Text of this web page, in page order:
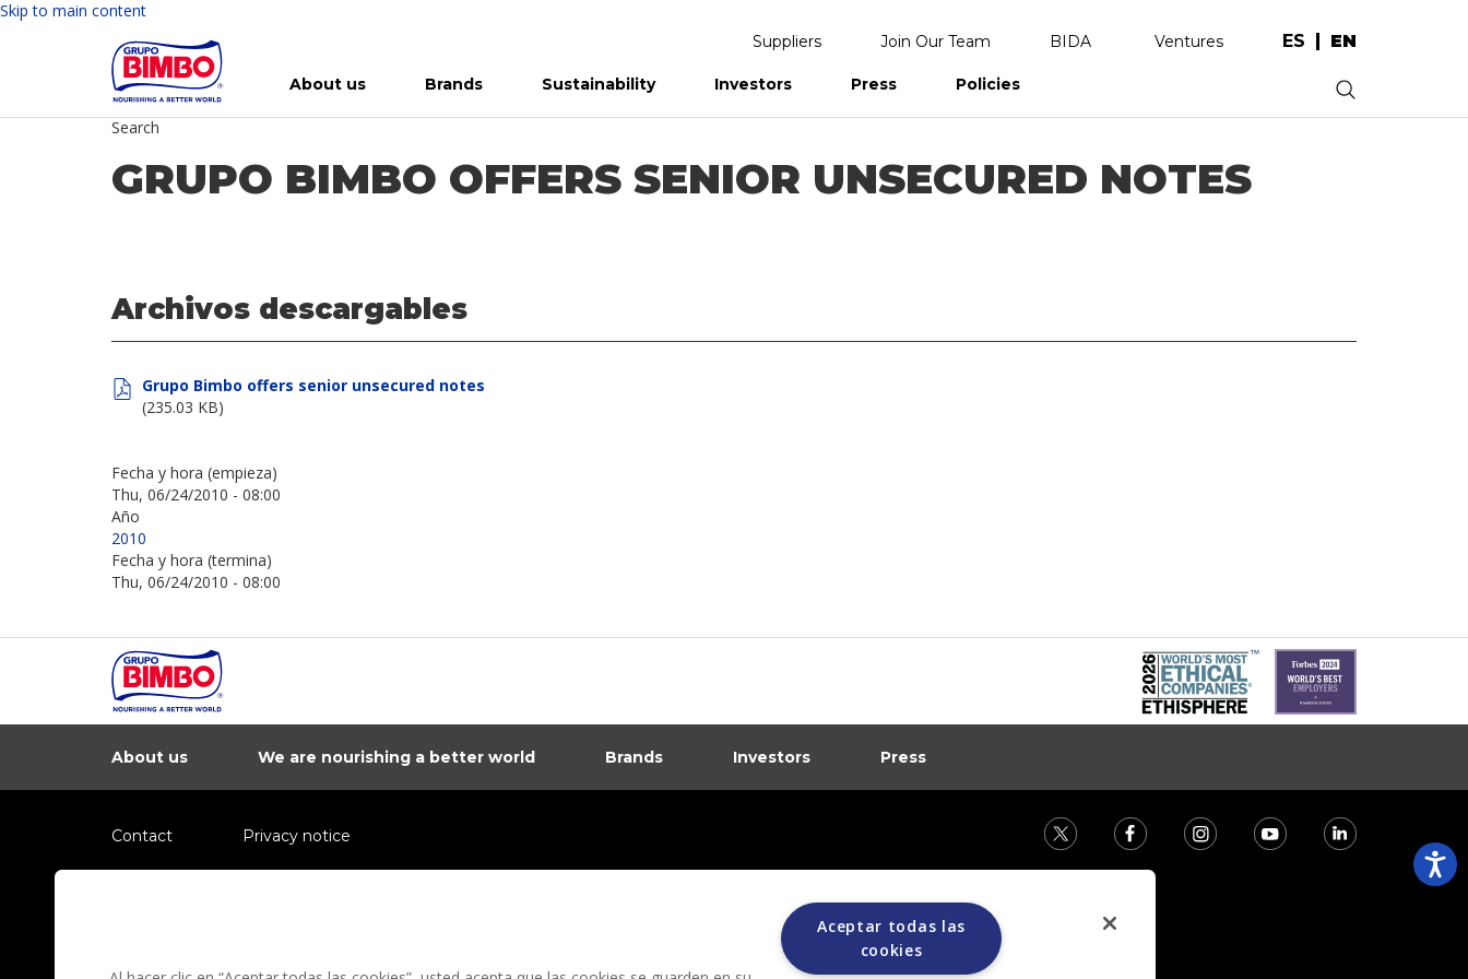
Skip to main content
Suppliers Join Our Team BIDA Ventures ES EN
About us Brands Sustainability Investors Press Policies
Search
.
GRUPO BIMBO OFFERS SENIOR UNSECURED NOTES
Archivos descargables
Grupo Bimbo offers senior unsecured notes
(235.03 KB)
Fecha y hora (empieza)
Thu, 06/24/2010 - 08:00
Año
2010
Fecha y hora (termina)
Thu, 06/24/2010 - 08:00
About us We are nourishing a better world Brands Investors Press
Contact Privacy notice
Aceptar todas las
cookies